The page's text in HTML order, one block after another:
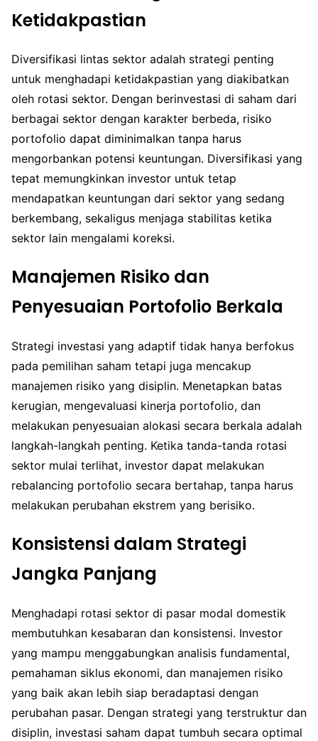
Ketidakpastian
Diversifikasi lintas sektor adalah strategi penting
untuk menghadapi ketidakpastian yang diakibatkan
oleh rotasi sektor. Dengan berinvestasi di saham dari
berbagai sektor dengan karakter berbeda, risiko
portofolio dapat diminimalkan tanpa harus
mengorbankan potensi keuntungan. Diversifikasi yang
tepat memungkinkan investor untuk tetap
mendapatkan keuntungan dari sektor yang sedang
berkembang, sekaligus menjaga stabilitas ketika
sektor lain mengalami koreksi.
Manajemen Risiko dan
Penyesuaian Portofolio Berkala
Strategi investasi yang adaptif tidak hanya berfokus
pada pemilihan saham tetapi juga mencakup
manajemen risiko yang disiplin. Menetapkan batas
kerugian, mengevaluasi kinerja portofolio, dan
melakukan penyesuaian alokasi secara berkala adalah
langkah-langkah penting. Ketika tanda-tanda rotasi
sektor mulai terlihat, investor dapat melakukan
rebalancing portofolio secara bertahap, tanpa harus
melakukan perubahan ekstrem yang berisiko.
Konsistensi dalam Strategi
Jangka Panjang
Menghadapi rotasi sektor di pasar modal domestik
membutuhkan kesabaran dan konsistensi. Investor
yang mampu menggabungkan analisis fundamental,
pemahaman siklus ekonomi, dan manajemen risiko
yang baik akan lebih siap beradaptasi dengan
perubahan pasar. Dengan strategi yang terstruktur dan
disiplin, investasi saham dapat tumbuh secara optimal